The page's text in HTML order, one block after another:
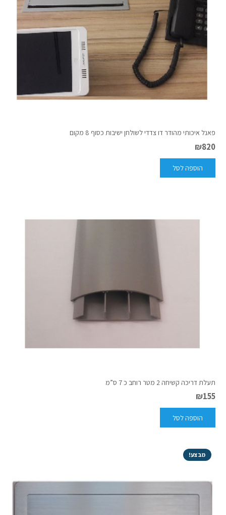
פאנל איכותי מהודר דו צדדי לשולחן ישיבות כסוף 8 מקום
₪820
הוספה לסל
תעלת דריכה קשיחה 2 מטר רוחב כ 7 ס”מ
₪155
הוספה לסל
מבצע!